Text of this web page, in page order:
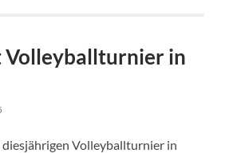
Volleyballturnier in
diesjährigen Volleyballturnier in